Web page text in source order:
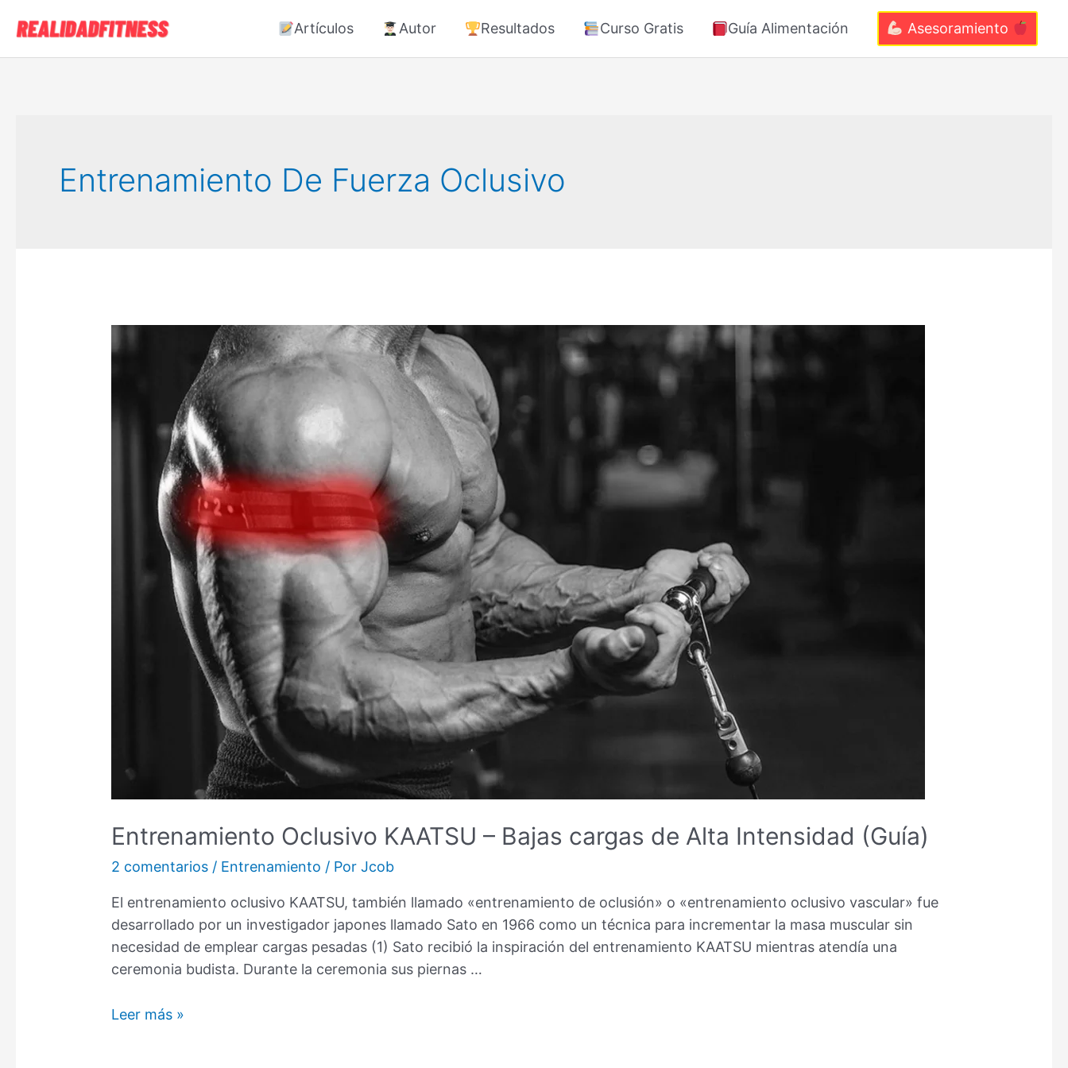
contenido
Artículos Autor Resultados Curso Gratis Guía Alimentación Asesoramiento
Entrenamiento De Fuerza Oclusivo
Entrenamiento Oclusivo KAATSU – Bajas cargas de Alta Intensidad (Guía)
2 comentarios / Entrenamiento / PorJcob
El entrenamiento oclusivo KAATSU, también llamado «entrenamiento de oclusión» o «entrenamiento oclusivo vascular» fue
desarrollado por un investigador japones llamado Sato en 1966 como un técnica para incrementar la masa muscular sin
necesidad de emplear cargas pesadas (1) Sato recibió la inspiración del entrenamiento KAATSU mientras atendía una
ceremonia budista. Durante la ceremonia sus piernas …
Entrenamiento
Leer más »